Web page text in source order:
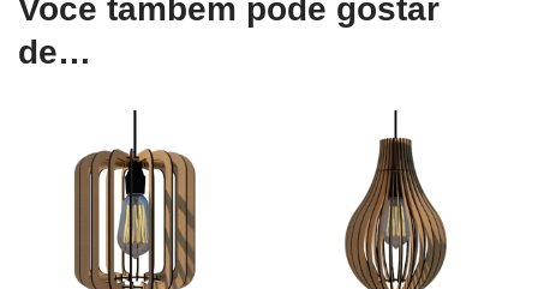
Você também pode gostar
de…